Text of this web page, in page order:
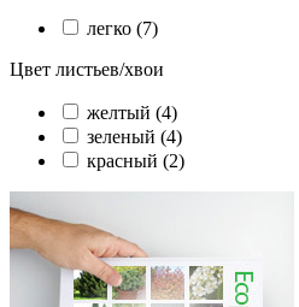
легко (7)
Цвет листьев/хвои
желтый (4)
зеленый (4)
красный (2)